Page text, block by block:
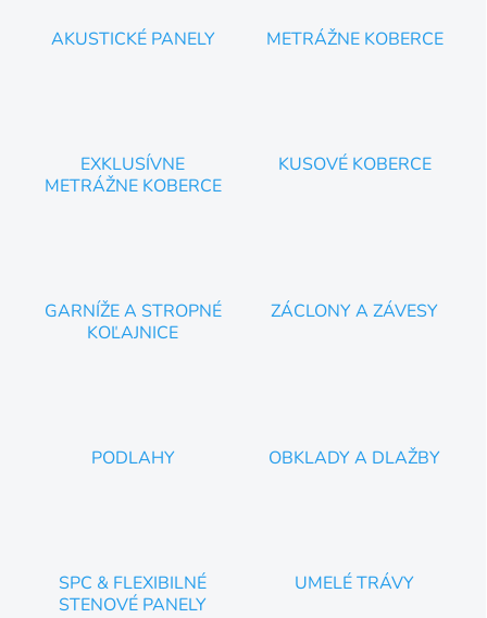
AKUSTICKÉ PANELY METRÁŽNE KOBERCE
EXKLUSÍVNE
METRÁŽNE KOBERCE
KUSOVÉ KOBERCE
GARNÍŽE A STROPNÉ
KOĽAJNICE
ZÁCLONY A ZÁVESY
PODLAHY OBKLADY A DLAŽBY
SPC & FLEXIBILNÉ
STENOVÉ PANELY
UMELÉ TRÁVY